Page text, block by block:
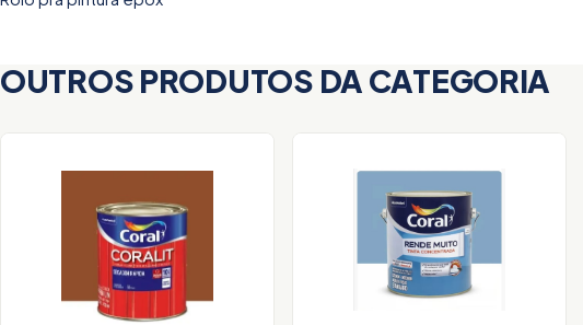
OUTROS PRODUTOS DA CATEGORIA